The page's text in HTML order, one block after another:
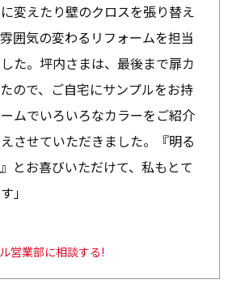
に変えたり壁のクロスを張り替え
囲気の変わるリフォームを担当
た。坪内さまは、最後まで扉カ
ので、ご自宅にサンプルをお持
ムでいろいろなカラーをご紹介
させていただきました。『明る
とお喜びいただけて、私もとて
」
営業部に相談する!